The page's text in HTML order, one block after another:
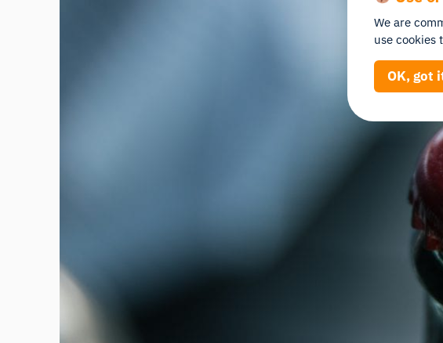
We are
use cookies
OK, got